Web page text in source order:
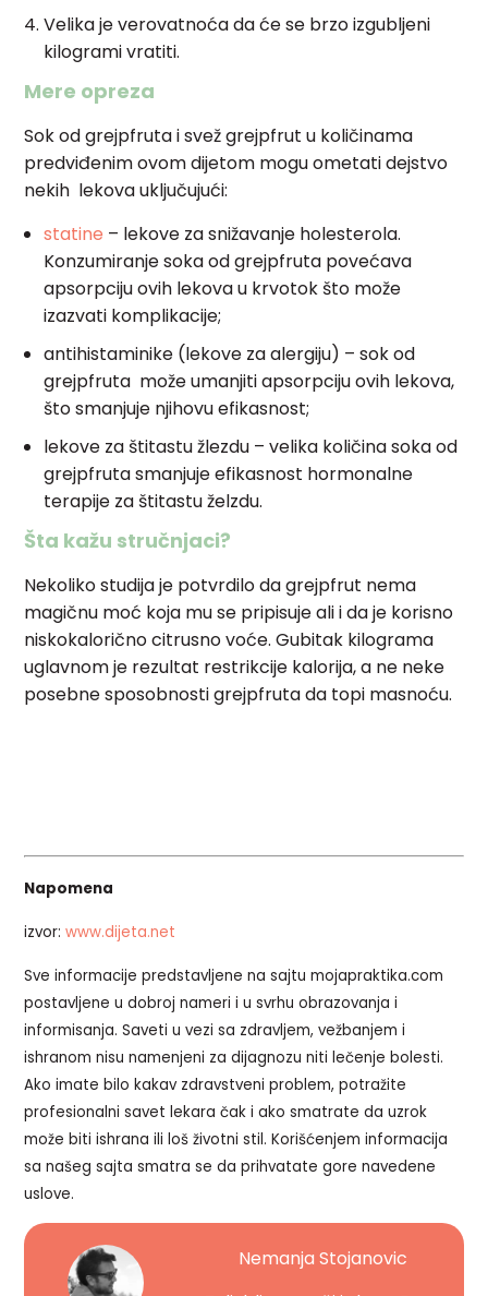
Velika je verovatnoća da će se brzo izgubljeni
kilogrami vratiti.
Mere opreza
Sok od grejpfruta i svež grejpfrut u količinama
predviđenim ovom dijetom mogu ometati dejstvo
nekih lekova uključujući:
statine – lekove za snižavanje holesterola.
Konzumiranje soka od grejpfruta povećava
apsorpciju ovih lekova u krvotok što može
izazvati komplikacije;
antihistaminike (lekove za alergiju) – sok od
grejpfruta može umanjiti apsorpciju ovih lekova,
što smanjuje njihovu efikasnost;
lekove za štitastu žlezdu – velika količina soka od
grejpfruta smanjuje efikasnost hormonalne
terapije za štitastu želzdu.
Šta kažu stručnjaci?
Nekoliko studija je potvrdilo da grejpfrut nema
magičnu moć koja mu se pripisuje ali i da je korisno
niskokalorično citrusno voće. Gubitak kilograma
uglavnom je rezultat restrikcije kalorija, a ne neke
posebne sposobnosti grejpfruta da topi masnoću.
Napomena
izvor:www.dijeta.net
Sve informacije predstavljene na sajtu mojapraktika.com
postavljene u dobroj nameri i u svrhu obrazovanja i
informisanja. Saveti u vezi sa zdravljem, vežbanjem i
ishranom nisu namenjeni za dijagnozu niti lečenje bolesti.
Ako imate bilo kakav zdravstveni problem, potražite
profesionalni savet lekara čak i ako smatrate da uzrok
može biti ishrana ili loš životni stil. Korišćenjem informacija
sa našeg sajta smatra se da prihvatate gore navedene
uslove.
Nemanja Stojanovic